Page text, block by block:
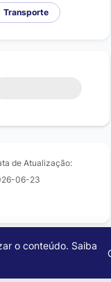
Transporte
de Atualização:
06-23
o conteúdo. Saiba